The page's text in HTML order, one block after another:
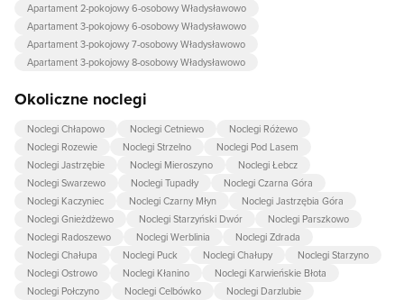
Apartament 2-pokojowy 6-osobowy Władysławowo
Apartament 3-pokojowy 6-osobowy Władysławowo
Apartament 3-pokojowy 7-osobowy Władysławowo
Apartament 3-pokojowy 8-osobowy Władysławowo
Okoliczne noclegi
Noclegi Chłapowo Noclegi Cetniewo
Noclegi Różewo
Noclegi Rozewie
Noclegi Strzelno
Noclegi Pod Lasem
Noclegi Jastrzębie
Noclegi Mieroszyno
Noclegi Łebcz
Noclegi Swarzewo
Noclegi Tupadły
Noclegi Czarna Góra
Noclegi Kaczyniec
Noclegi Czarny Młyn
Noclegi Jastrzębia Góra
Noclegi Gnieżdżewo
Noclegi Starzyński Dwór
Noclegi Parszkowo
Noclegi Radoszewo
Noclegi Werblinia
Noclegi Zdrada
Noclegi Chałupa
Noclegi Puck Noclegi Chałupy
Noclegi Starzyno
Noclegi Ostrowo
Noclegi Kłanino
Noclegi Karwieńskie Błota
Noclegi Połczyno
Noclegi Celbówko
Noclegi Darzlubie